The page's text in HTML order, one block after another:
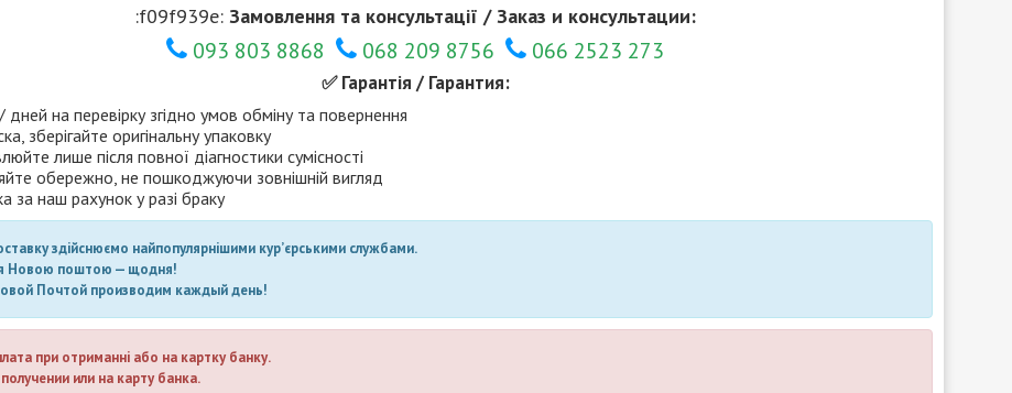
:f09f939e: Замовлення та консультації / Заказ и консультации:
093 803 8868 068 209 8756 066 2523 273
✅ Гарантія / Гарантия:
дней на перевірку згідно умов обміну та повернення
зберігайте оригінальну упаковку
лише після повної діагностики сумісності
обережно, не пошкоджуючи зовнішній вигляд
за наш рахунок у разі браку
здійснюємо найпопулярнішими кур’єрськими службами.
Новою поштою — щодня!
Почтой производим каждый день!
при отриманні або на картку банку.
или на карту банка.